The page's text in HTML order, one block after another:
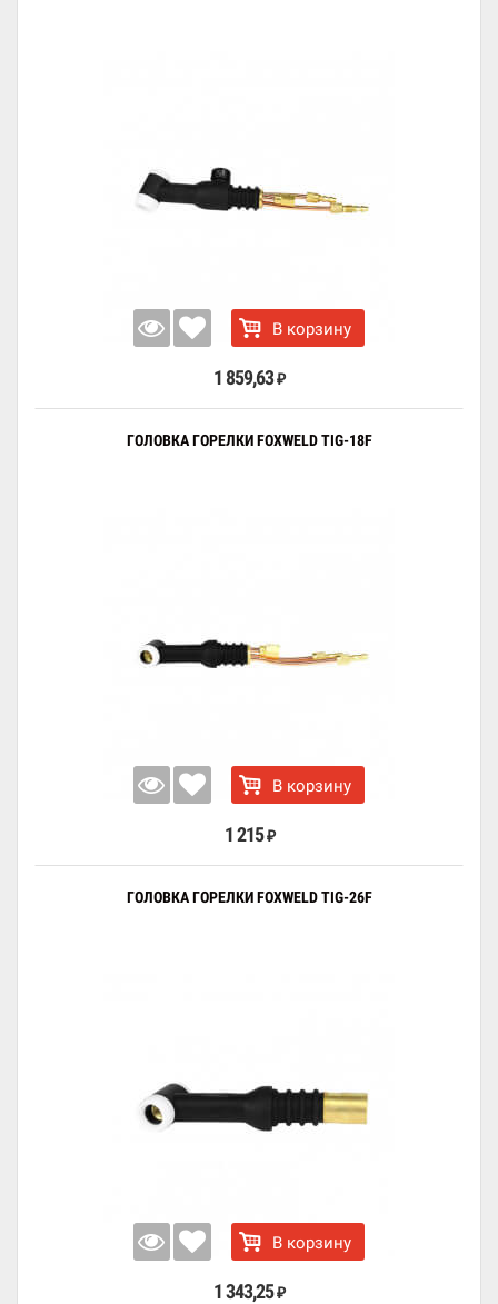
В корзину
1 859,63 ₽
ГОЛОВКА ГОРЕЛКИ FOXWELD TIG-18F
В корзину
1 215 ₽
ГОЛОВКА ГОРЕЛКИ FOXWELD TIG-26F
В корзину
1 343,25 ₽